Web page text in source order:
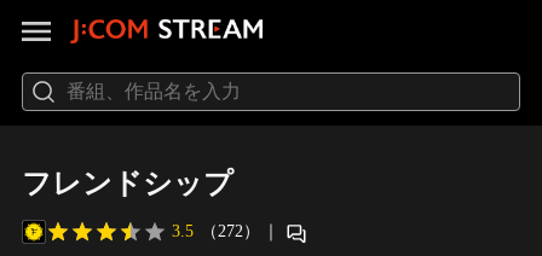
フレンドシップ
3.5 （272） ｜